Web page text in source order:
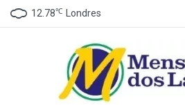
12.78℃ Londres